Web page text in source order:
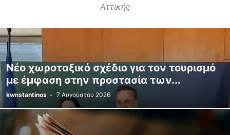
Αττικής
Νέο χωροταξικό σχέδιο για τον τουρισμό
με έμφαση στην προστασία των...
kwnstantinos - 7 Αυγούστου 2026